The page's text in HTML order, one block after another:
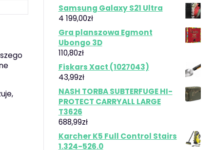
Samsung Galaxy S21 Ultra
4 199,00zł
Gra planszowa Egmont
Ubongo 3D
110,80zł
Fiskars Xact (1027043)
43,99zł
NASH TORBA SUBTERFUGE HI-
PROTECT CARRYALL LARGE
T3626
688,99zł
Karcher K5 Full Control Stairs
1.324-526.0